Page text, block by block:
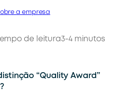
a empresa
de leitura3-4 minutos
“Quality Award”